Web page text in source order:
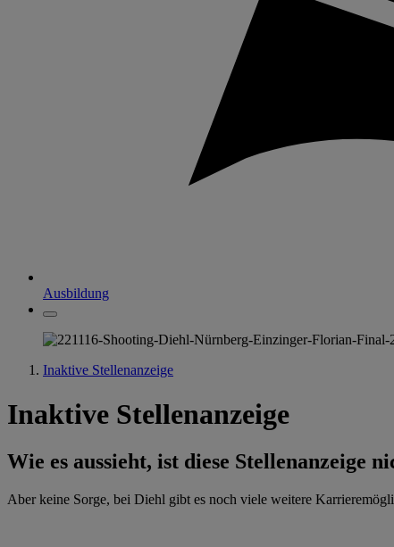
Ausbildung
Inaktive Stellenanzeige
Inaktive Stellenanzeige
Wie es aussieht, ist diese Stellenanzeige
Aber keine Sorge, bei Diehl gibt es noch viele weitere